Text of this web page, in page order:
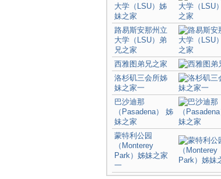
大学（LSU）姊
妹之家
路易斯安那州立
大学（LSU）弟
兄之家
西雅图弟兄之家
洛杉矶三会所姊
妹之家一
巴沙迪那
（Pasadena） 姊
妹之家
蒙特利公园
（Monterey
Park）姊妹之家
一